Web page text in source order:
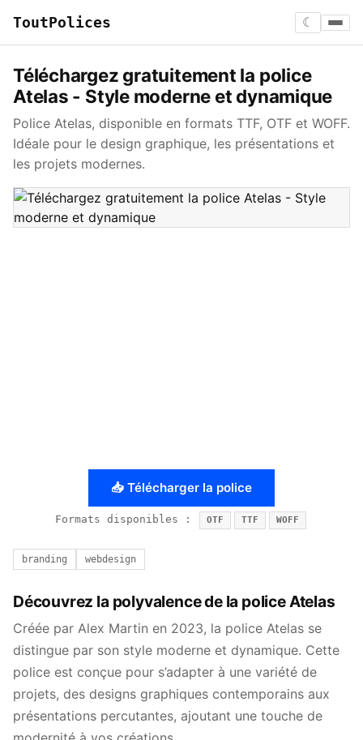
ToutPolices ☾
Téléchargez gratuitement la police
Atelas - Style moderne et dynamique
Police Atelas, disponible en formats TTF, OTF et WOFF.
Idéale pour le design graphique, les présentations et
les projets modernes.
📥 Télécharger la police
Formats disponibles : OTF TTF WOFF
branding webdesign
Découvrez la polyvalence de la police Atelas
Créée par Alex Martin en 2023, la police Atelas se
distingue par son style moderne et dynamique. Cette
police est conçue pour s’adapter à une variété de
projets, des designs graphiques contemporains aux
présentations percutantes, ajoutant une touche de